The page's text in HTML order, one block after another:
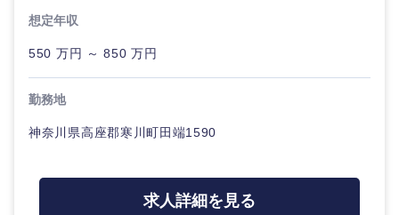
甲信越・北陸
想定年収
550 万円 ～ 850 万円
勤務地
神奈川県高座郡寒川町田端1590
求人詳細を見る